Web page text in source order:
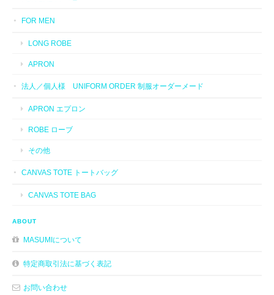
FOR MEN
LONG ROBE
APRON
法人／個人様 UNIFORM ORDER 制服オーダーメード
APRON エプロン
ROBE ローブ
その他
CANVAS TOTE トートバッグ
CANVAS TOTE BAG
ABOUT
MASUMIについて
特定商取引法に基づく表記
お問い合わせ